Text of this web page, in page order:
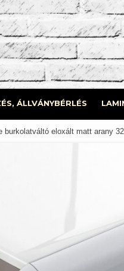
ÁLLVÁNYBÉRLÉS
burkolatváltó eloxált matt arany